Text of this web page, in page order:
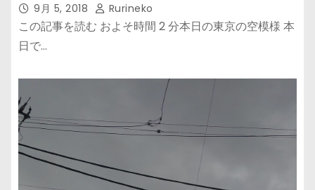
9月 5, 2018 Rurineko
この記事を読む およそ時間 2 分本日の東京の空模様 本
日で…